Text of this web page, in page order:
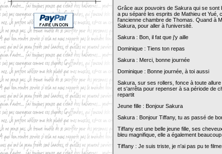
Grâce aux pouvoirs de Sakura qui se sont
a pu séparé les esprits de Mathieu et
l'ancienne chambre de Thomas. Quand à
Sakura, pour aller à l'université.
Sakura : Bon, il fat que j'y aille
Dominique : Tiens ton repas
Sakura : Merci, bonne journée
Dominique : Bonne journée, à toi aussi
Sakura, sur ses rollers, fonce à toute
et s'arrêta pour repenser à sa période de
repartit
Jeune fille : Bonjour Sakura
Sakura : Bonjour Tiffany, tu as passé de
Tiffany est une belle jeune fille, ses
bleu magnifique, elle a également
Tiffany : Je suis triste, je n'ai pas pu te